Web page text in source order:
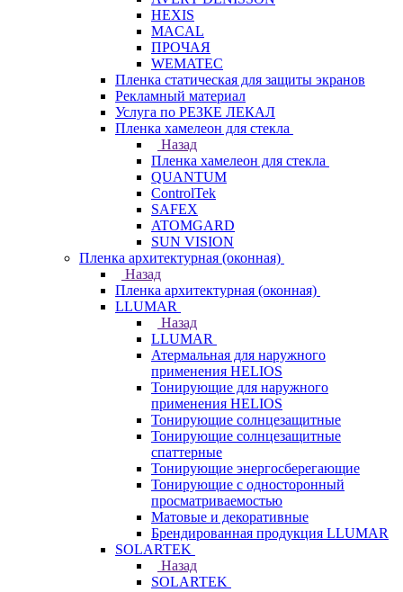
HEXIS
MACAL
ПРОЧАЯ
WEMATEC
Пленка статическая для защиты экранов
Рекламный материал
Услуга по РЕЗКЕ ЛЕКАЛ
Пленка хамелеон для стекла
Назад
Пленка хамелеон для стекла
QUANTUM
ControlTek
SAFEX
ATOMGARD
SUN VISION
Пленка архитектурная (оконная)
Назад
Пленка архитектурная (оконная)
LLUMAR
Назад
LLUMAR
Атермальная для наружного
применения HELIOS
Тонирующие для наружного
применения HELIOS
Тонирующие солнцезащитные
Тонирующие солнцезащитные
спаттерные
Тонирующие энергосберегающие
Тонирующие с односторонный
просматриваемостью
Матовые и декоративные
Брендированная продукция LLUMAR
SOLARTEK
Назад
SOLARTEK